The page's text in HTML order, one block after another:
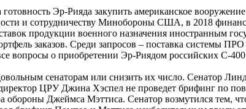
Эр-Рияда закупить американское
и сотрудничеству Минобороны США, в 2018
продукции военного назначения иностранным
заказов. Среди запросов – поставка системы
вопросы о приобретении Эр-Риядом российских С-
сенаторам или снизить их число. Сенатор
ЦРУ Джина Хэспел не проведет брифинг по
Джеймса Мэттиса. Сенатор возмутился тем,